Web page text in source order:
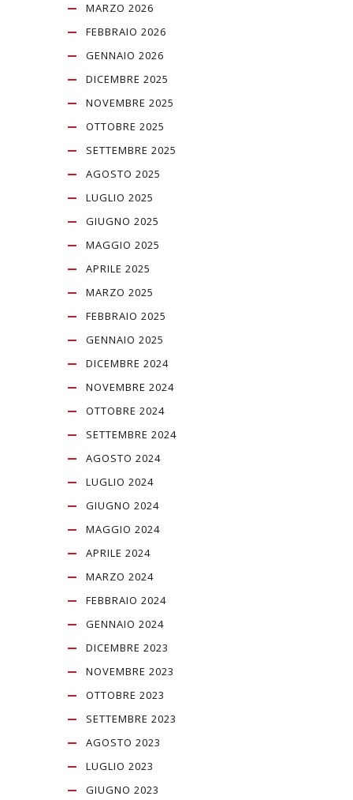
MARZO 2026
FEBBRAIO 2026
GENNAIO 2026
DICEMBRE 2025
NOVEMBRE 2025
OTTOBRE 2025
SETTEMBRE 2025
AGOSTO 2025
LUGLIO 2025
GIUGNO 2025
MAGGIO 2025
APRILE 2025
MARZO 2025
FEBBRAIO 2025
GENNAIO 2025
DICEMBRE 2024
NOVEMBRE 2024
OTTOBRE 2024
SETTEMBRE 2024
AGOSTO 2024
LUGLIO 2024
GIUGNO 2024
MAGGIO 2024
APRILE 2024
MARZO 2024
FEBBRAIO 2024
GENNAIO 2024
DICEMBRE 2023
NOVEMBRE 2023
OTTOBRE 2023
SETTEMBRE 2023
AGOSTO 2023
LUGLIO 2023
GIUGNO 2023